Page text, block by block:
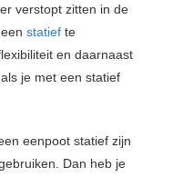
verstopt zitten in de
statief te
en daarnaast
je met een statief
eenpoot statief zijn
Dan heb je